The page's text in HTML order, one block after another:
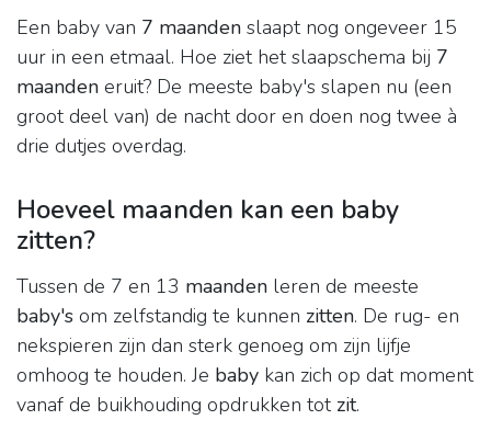
Een baby van 7 maanden slaapt nog ongeveer 15
uur in een etmaal. Hoe ziet het slaapschema bij 7
maanden eruit? De meeste baby's slapen nu (een
groot deel van) de nacht door en doen nog twee à
drie dutjes overdag.
Hoeveel maanden kan een baby
zitten?
Tussen de 7 en 13 maanden leren de meeste
baby's om zelfstandig te kunnen zitten. De rug- en
nekspieren zijn dan sterk genoeg om zijn lijfje
omhoog te houden. Je baby kan zich op dat moment
vanaf de buikhouding opdrukken tot zit.